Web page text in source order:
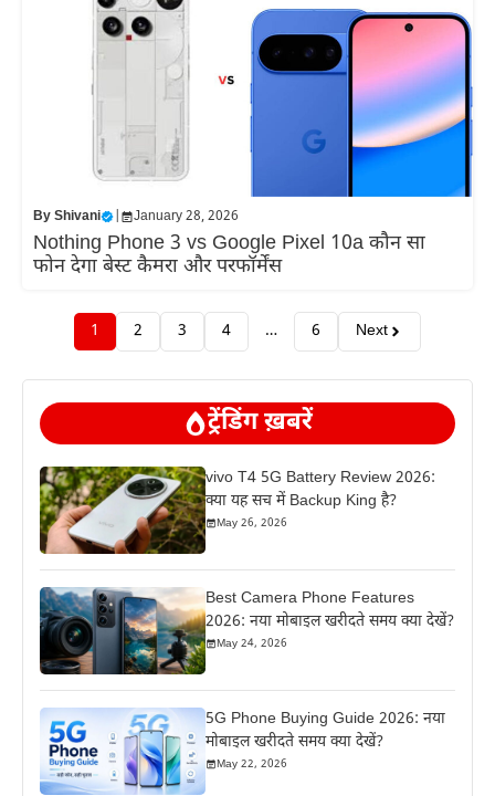
ByShivani January 28, 2026
Nothing Phone 3 vs Google Pixel 10a कौन सा
फोन देगा बेस्ट कैमरा और परफॉर्मेंस
1 2 3 4 … 6 Next
ट्रेंडिंग ख़बरें
vivo T4 5G Battery Review 2026:
क्या यह सच में Backup King है?
May 26, 2026
Best Camera Phone Features
2026: नया मोबाइल खरीदते समय क्या देखें?
May 24, 2026
5G Phone Buying Guide 2026: नया
मोबाइल खरीदते समय क्या देखें?
May 22, 2026